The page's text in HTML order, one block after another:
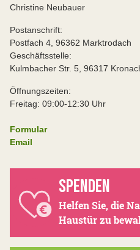
Christine Neubauer
Postanschrift:
Postfach 4, 96362 Marktrodach
Geschäftsstelle:
Kulmbacher Str. 5, 96317
Öffnungszeiten:
Freitag: 09:00-12:30 Uhr
Formular
Email
SPENDEN
Helfen Sie, die
Haustür zu